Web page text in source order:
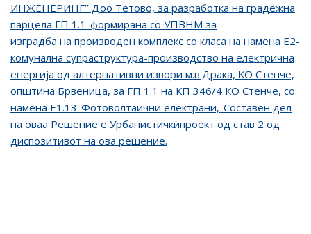
ИНЖЕНЕРИНГ’’ Доо Тетово, за разработка на градежна
парцела ГП 1.1-формирана со УПВНМ за
изградба на производен комплекс со класа на намена Е2-
комунална супраструктура-производство на електрична
енергија од алтернативни извори м.в.Драка, КО Стенче,
општина Брвеница, за ГП 1.1 на КП 346/4 КО Стенче, со
намена Е1.13-Фотоволтаични електрани,-Составен дел
на оваа Решение е Урбанистичкипроект од став 2 од
диспозитивот на ова решение.